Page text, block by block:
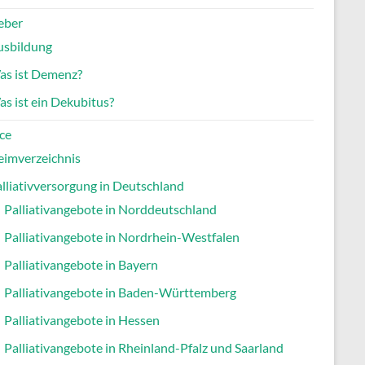
ist Demenz?
ist ein Dekubitus?
in Deutschland
Palliativangebote in Norddeutschland
Palliativangebote in Nordrhein-Westfalen
Palliativangebote in Bayern
Palliativangebote in Baden-Württemberg
Palliativangebote in Hessen
Palliativangebote in Rheinland-Pfalz und Saarland